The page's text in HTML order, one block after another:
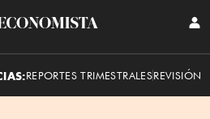
El
REPORTES TRIMESTRALESREVISIÓN